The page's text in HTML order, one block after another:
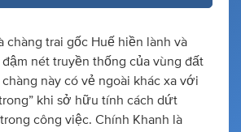
chàng trai gốc Huế hiền lành và
nét truyền thống của vùng đất
này có vẻ ngoài khác xa với
khi sở hữu tính cách dứt
công việc. Chính Khanh là